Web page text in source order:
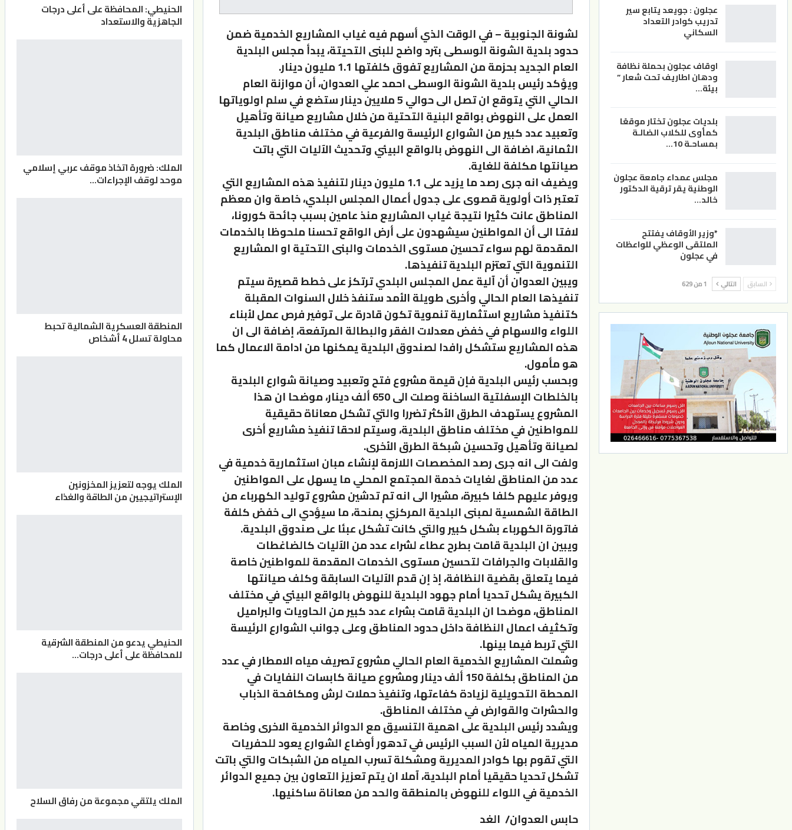
لشونة الجنوبية – في الوقت الذي أسهم فيه غياب المشاريع الخدمية ضمن
حدود بلدية الشونة الوسطى بترد واضح للبنى التحيتة، يبدأ مجلس البلدية
العام الجديد بحزمة من المشاريع تفوق كلفتها 1.1 مليون دينار.
ويؤكد رئيس بلدية الشونة الوسطى احمد علي العدوان، أن موازنة العام
الحالي التي يتوقع ان تصل الى حوالي 5 ملايين دينار ستضع في سلم اولوياتها
العمل على النهوض بواقع البنية التحتية من خلال مشاريع صيانة وتأهيل
وتعبيد عدد كبير من الشوارع الرئيسة والفرعية في مختلف مناطق البلدية
الثمانية، اضافة الى النهوض بالواقع البيئي وتحديث الآليات التي باتت
صيانتها مكلفة للغاية.
ويضيف انه جرى رصد ما يزيد على 1.1 مليون دينار لتنفيذ هذه المشاريع التي
تعتبر ذات أولوية قصوى على جدول أعمال المجلس البلدي، خاصة وان معظم
المناطق عانت كثيرا نتيجة غياب المشاريع منذ عامين بسبب جائحة كورونا،
لافتا الى أن المواطنين سيشهدون على أرض الواقع تحسنا ملحوظا بالخدمات
المقدمة لهم سواء تحسين مستوى الخدمات والبنى التحتية او المشاريع
التنموية التي تعتزم البلدية تنفيذها.
ويبين العدوان أن آلية عمل المجلس البلدي ترتكز على خطط قصيرة سيتم
تنفيذها العام الحالي وأخرى طويلة الأمد ستنفذ خلال السنوات المقبلة
كتنفيذ مشاريع استثمارية تنموية تكون قادرة على توفير فرص عمل لأبناء
اللواء والاسهام في خفض معدلات الفقر والبطالة المرتفعة، إضافة الى ان
هذه المشاريع ستشكل رافدا لصندوق البلدية يمكنها من ادامة الاعمال كما
هو مأمول.
وبحسب رئيس البلدية فإن قيمة مشروع فتح وتعبید وصیانة شوارع البلدیة
بالخلطات الإسفلتية الساخنة وصلت الى 650 ألف دينار، موضحا ان هذا
المشروع يستهدف الطرق الأكثر تضررا والتي تشكل معاناة حقيقية
للمواطنين في مختلف مناطق البلدية، وسيتم لاحقا تنفيذ مشاريع أخرى
لصيانة وتأهيل وتحسین شبكة الطرق الأخرى.
ولفت الى انه جرى رصد المخصصات اللازمة لإنشاء مبان استثمارية خدمية في
عدد من المناطق لغايات خدمة المجتمع المحلي ما يسهل على المواطنين
ويوفر عليهم كلفا كبيرة، مشيرا الى انه تم تدشين مشروع توليد الكهرباء من
الطاقة الشمسية لمبنى البلدية المركزي بمنحة، ما سيؤدي الى خفض كلفة
فاتورة الكهرباء بشكل كبير والتي كانت تشكل عبئا على صندوق البلدية.
ويبين ان البلدية قامت بطرح عطاء لشراء عدد من الآليات كالضاغطات
والقلابات والجرافات لتحسين مستوى الخدمات المقدمة للمواطنين خاصة
فيما يتعلق بقضية النظافة، إذ إن قدم الآليات السابقة وكلف صيانتها
الكبيرة يشكل تحديا أمام جهود البلدية للنهوض بالواقع البيئي في مختلف
المناطق، موضحا ان البلدية قامت بشراء عدد كبير من الحاويات والبراميل
وتكثيف اعمال النظافة داخل حدود المناطق وعلى جوانب الشوارع الرئيسة
التي تربط فيما بينها.
وشملت المشاريع الخدمية العام الحالي مشروع تصريف مياه الامطار في عدد
من المناطق بكلفة 150 ألف دينار ومشروع صيانة كابسات النفايات في
المحطة التحويلية لزيادة كفاءتها، وتنفيذ حملات لرش ومكافحة الذباب
والحشرات والقوارض في مختلف المناطق.
ويشدد رئيس البلدية على اهمية التنسيق مع الدوائر الخدمية الاخرى وخاصة
مديرية المياه لأن السبب الرئيس في تدهور أوضاع الشوارع يعود للحفريات
التي تقوم بها كوادر المديرية ومشكلة تسرب المياه من الشبكات والتي باتت
تشكل تحديا حقيقيا أمام البلدية، آملا ان يتم تعزيز التعاون بين جميع الدوائر
الخدمية في اللواء للنهوض بالمنطقة والحد من معاناة ساكنيها.
حابس العدوان/ الغد
عجلون : جويعد يتابع سير
تدريب كوادر التعداد
السكاني
اوقاف عجلون بحملة نظافة
ودهان اطاريف تحت شعار ”
بيئة…
بلديات عجلون تختار موقعًا
كمأوى للكلاب الضالـة
بمساحـة 10…
مجلس عمداء جامعة عجلون
الوطنية يقر ترقية الدكتور
خالد…
*وزير الأوقاف يفتتح
الملتقى الوعظي للواعظات
في عجلون
السابق التالي 1 من 629
الحنيطي: المحافظة على أعلى درجات
الجاهزية والاستعداد
الملك: ضرورة اتخاذ موقف عربي إسلامي
موحد لوقف الإجراءات…
المنطقة العسكرية الشمالية تحبط
محاولة تسلل 4 أشخاص
الملك يوجه لتعزيز المخزونين
الإستراتيجيين من الطاقة والغذاء
الحنيطي يدعو من المنطقة الشرقية
للمحافظة على أعلى درجات…
الملك يلتقي مجموعة من رفاق السلاح